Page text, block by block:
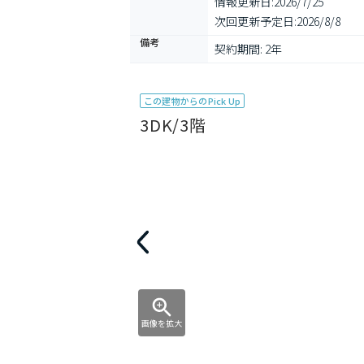
次回更新予定日:2026/8/8
備考 契約期間: 2年
この建物からのPick Up
3DK/3階
画像を拡大